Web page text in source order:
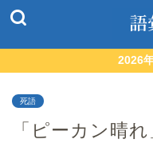
2026
死語
「ピーカン晴